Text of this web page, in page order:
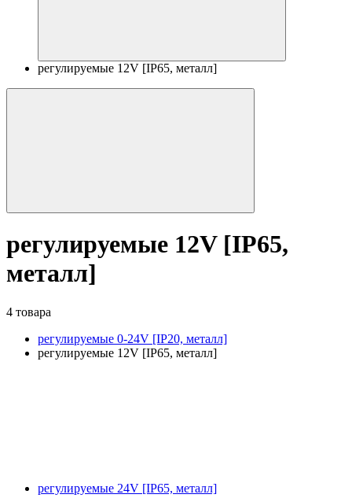
регулируемые 12V [IP65, металл]
регулируемые 12V [IP65,
металл]
4 товара
регулируемые 0-24V [IP20, металл]
регулируемые 12V [IP65, металл]
регулируемые 24V [IP65, металл]